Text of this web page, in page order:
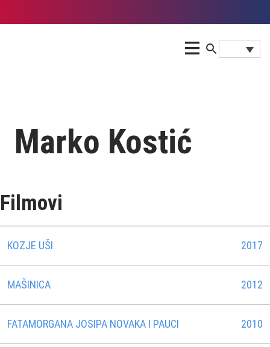
Marko Kostić
Filmovi
KOZJE UŠI 2017
MAŠINICA 2012
FATAMORGANA JOSIPA NOVAKA I PAUCI 2010